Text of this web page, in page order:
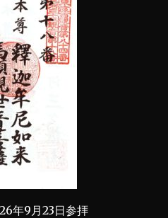
年9月23日参拝